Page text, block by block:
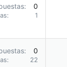
0
1
0
22